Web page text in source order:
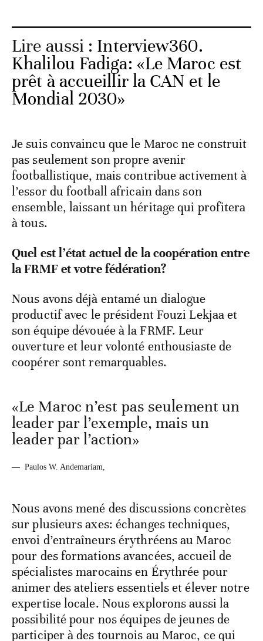
Lire aussi :Interview360.
Khalilou Fadiga: «Le Maroc est
prêt à accueillir la CAN et le
Je suis convaincu que le Maroc ne construit
pas seulement son propre avenir
footballistique, mais contribue activement à
l’essor du football africain dans son
ensemble, laissant un héritage qui profitera
Quel est l’état actuel de la coopération entre
Nous avons déjà entamé un dialogue
productif avec le président Fouzi Lekjaa et
son équipe dévouée à la FRMF. Leur
ouverture et leur volonté enthousiaste de
«Le Maroc n’est pas seulement un
leader par l’exemple, mais un
Nous avons mené des discussions concrètes
sur plusieurs axes: échanges techniques,
envoi d’entraîneurs érythréens au Maroc
pour des formations avancées, accueil de
spécialistes marocains en Érythrée pour
animer des ateliers essentiels et élever notre
expertise locale. Nous explorons aussi la
possibilité pour nos équipes de jeunes de